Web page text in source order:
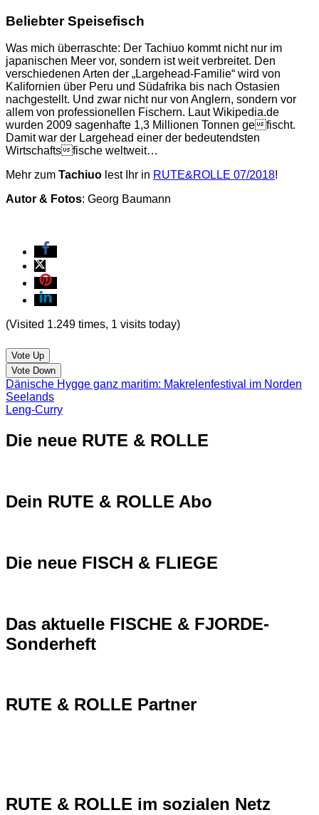
Beliebter Speisefisch
Was mich überraschte: Der Tachiuo kommt nicht nur im
japanischen Meer vor, sondern ist weit verbreitet. Den
verschiedenen Arten der „Largehead-Familie“ wird von
Kalifornien über Peru und Südafrika bis nach Ostasien
nachgestellt. Und zwar nicht nur von Anglern, sondern vor
allem von professionellen Fischern. Laut Wikipedia.de
wurden 2009 sagenhafte 1,3 Millionen Tonnen gefischt.
Damit war der Largehead einer der bedeutendsten
Wirtschaftsfische weltweit…
Mehr zum Tachiuo lest Ihr in RUTE&ROLLE 07/2018!
Autor & Fotos: Georg Baumann
(Visited 1.249 times, 1 visits today)
Vote Up
Vote Down
Dänische Hygge ganz maritim: Makrelenfestival im Norden
Seelands
Leng-Curry
Die neue RUTE & ROLLE
Dein RUTE & ROLLE Abo
Die neue FISCH & FLIEGE
Das aktuelle FISCHE & FJORDE-
Sonderheft
RUTE & ROLLE Partner
RUTE & ROLLE im sozialen Netz